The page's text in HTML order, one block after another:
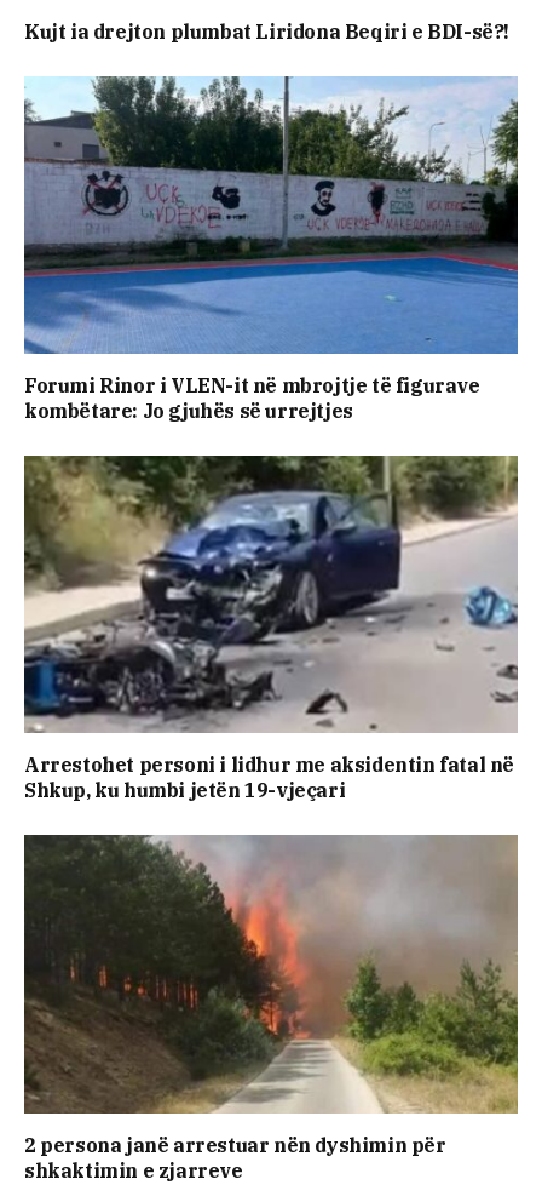
Kujt ia drejton plumbat Liridona Beqiri e BDI-së?!
Forumi Rinor i VLEN-it në mbrojtje të figurave
kombëtare: Jo gjuhës së urrejtjes
Arrestohet personi i lidhur me aksidentin fatal në
Shkup, ku humbi jetën 19-vjeçari
2 persona janë arrestuar nën dyshimin për
shkaktimin e zjarreve